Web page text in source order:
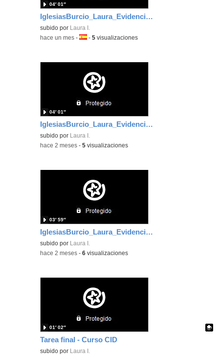
IglesiasBurcio_Laura_EvidenciaArea_3
subido por Laura I.
04′ 01″
-hace un mes -Idioma:
-5 visualizaciones
IglesiasBurcio_Laura_EvidenciaArea_2
subido por Laura I.
04′ 01″
-hace 2 meses -5 visualizaciones
IglesiasBurcio_Laura_EvidenciaArea_1
subido por Laura I.
03′ 59″
-hace 2 meses -6 visualizaciones
Tarea final - Curso CID
Contenido educativo.
subido por Laura I.
01′ 02″